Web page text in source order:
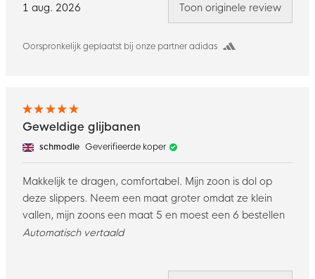
1 aug. 2026
Oorspronkelijk geplaatst bij onze partner adidas
Toon originele review
Geweldige glijbanen
schmodle Geverifieerde koper
Makkelijk te dragen, comfortabel. Mijn zoon is dol op
deze slippers. Neem een maat groter omdat ze klein
vallen, mijn zoons een maat 5 en moest een 6 bestellen
Automatisch vertaald